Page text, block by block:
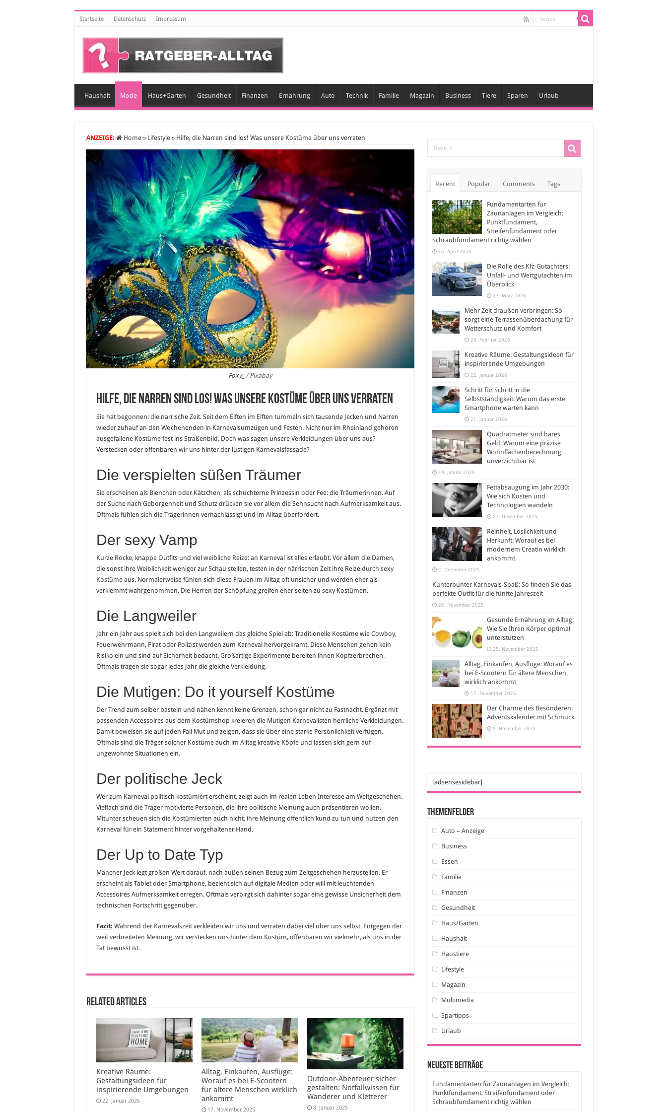
Startseite Datenschutz Impressum
Haushalt Mode Haus+Garten Gesundheit Finanzen Ernährung Auto Technik Familie Magazin Business Tiere Sparen Urlaub
ANZEIGE: Home » Lifestyle » Hilfe, die Narren sind los! Was unsere Kostüme über uns verraten
Foxy_ / Pixabay
Hilfe, die Narren sind los! Was unsere Kostüme über uns verraten
Sie hat begonnen: die närrische Zeit. Seit dem Elften im Elften tummeln sich tausende Jecken und Narren
wieder zuhauf an den Wochenenden in Karnevalsumzügen und Festen. Nicht nur im Rheinland gehören
ausgefallene Kostüme fest ins Straßenbild. Doch was sagen unsere Verkleidungen über uns aus?
Verstecken oder offenbaren wir uns hinter der lustigen Karnevalsfassade?
Die verspielten süßen Träumer
Sie erscheinen als Bienchen oder Kätzchen, als schüchterne Prinzessin oder Fee: die Träumerinnen. Auf
der Suche nach Geborgenheit und Schutz drücken sie vor allem die Sehnsucht nach Aufmerksamkeit aus.
Oftmals fühlen sich die Trägerinnen vernachlässigt und im Alltag überfordert.
Der sexy Vamp
Kurze Röcke, knappe Outfits und viel weibliche Reize: an Karneval ist alles erlaubt. Vor allem die Damen,
die sonst ihre Weiblichkeit weniger zur Schau stellen, testen in der närrischen Zeit ihre Reize durch sexy
Kostümeaus. Normalerweise fühlen sich diese Frauen im Alltag oft unsicher und werden eher als
verklemmt wahrgenommen. Die Herren der Schöpfung greifen eher selten zu sexy Kostümen.
Die Langweiler
Jahr ein Jahr aus spielt sich bei den Langweilern das gleiche Spiel ab: Traditionelle Kostüme wie Cowboy,
Feuerwehrmann, Pirat oder Polizist werden zum Karneval hervorgekramt. Diese Menschen gehen kein
Risiko ein und sind auf Sicherheit bedacht. Großartige Experimente bereiten ihnen Kopfzerbrechen.
Oftmals tragen sie sogar jedes Jahr die gleiche Verkleidung.
Die Mutigen: Do it yourself Kostüme
Der Trend zum selber basteln und nähen kennt keine Grenzen, schon gar nicht zu Fastnacht. Ergänzt mit
passenden Accessoires aus dem Kostümshop kreieren die Mutigen Karnevalisten herrliche Verkleidungen.
Damit beweisen sie auf jeden Fall Mut und zeigen, dass sie über eine starke Persönlichkeit verfügen.
Oftmals sind die Träger solcher Kostüme auch im Alltag kreative Köpfe und lassen sich gern auf
ungewohnte Situationen ein.
Der politische Jeck
Wer zum Karneval politisch kostümiert erscheint, zeigt auch im realen Leben Interesse am Weltgeschehen.
Vielfach sind die Träger motivierte Personen, die ihre politische Meinung auch präsentieren wollen.
Mitunter scheuen sich die Kostümierten auch nicht, ihre Meinung öffentlich kund zu tun und nutzen den
Karneval für ein Statement hinter vorgehaltener Hand.
Der Up to Date Typ
Mancher Jeck legt großen Wert darauf, nach außen seinen Bezug zum Zeitgeschehen herzustellen. Er
erscheint als Tablet oder Smartphone, bezieht sich auf digitale Medien oder will mit leuchtenden
Accessoires Aufmerksamkeit erregen. Oftmals verbirgt sich dahinter sogar eine gewisse Unsicherheit dem
technischen Fortschritt gegenüber.
Fazit: Während der Karnevalszeitverkleiden wir uns und verraten dabei viel über uns selbst. Entgegen der
weit verbreiteten Meinung, wir verstecken uns hinter dem Kostüm, offenbaren wir vielmehr, als uns in der
Tat bewusst ist.
Related Articles
Kreative Räume:
Gestaltungsideen für
inspirierende Umgebungen
22. Januar 2026
Alltag, Einkaufen, Ausflüge:
Worauf es bei E-Scootern
für ältere Menschen wirklich
ankommt
17. November 2025
Outdoor-Abenteuer sicher
gestalten: Notfallwissen für
Wanderer und Kletterer
8. Januar 2025
Recent Popular Comments Tags
Fundamentarten für
Zaunanlagen im Vergleich:
Punktfundament,
Streifenfundament oder
Schraubfundament richtig wählen
16. April 2026
Die Rolle des Kfz-Gutachters:
Unfall- und Wertgutachten im
Überblick
23. März 2026
Mehr Zeit draußen verbringen: So
sorgt eine Terrassenüberdachung für
Wetterschutz und Komfort
20. Februar 2026
Kreative Räume: Gestaltungsideen für
inspirierende Umgebungen
22. Januar 2026
Schritt für Schritt in die
Selbstständigkeit: Warum das erste
Smartphone warten kann
21. Januar 2026
Quadratmeter sind bares
Geld: Warum eine präzise
Wohnflächenberechnung
unverzichtbar ist
19. Januar 2026
Fettabsaugung im Jahr 2030:
Wie sich Kosten und
Technologien wandeln
23. Dezember 2025
Reinheit, Löslichkeit und
Herkunft: Worauf es bei
modernem Creatin wirklich
ankommt
2. Dezember 2025
Kunterbunter Karnevals-Spaß: So finden Sie das
perfekte Outfit für die fünfte Jahreszeit
26. November 2025
Gesunde Ernährung im Alltag:
Wie Sie Ihren Körper optimal
unterstützen
25. November 2025
Alltag, Einkaufen, Ausflüge: Worauf es
bei E-Scootern für ältere Menschen
wirklich ankommt
17. November 2025
Der Charme des Besonderen:
Adventskalender mit Schmuck
5. November 2025
[adsensesidebar]
Themenfelder
Auto – Anzeige
Business
Essen
Familie
Finanzen
Gesundheit
Haus/Garten
Haushalt
Haustiere
Lifestyle
Magazin
Multimedia
Spartipps
Urlaub
Neueste Beiträge
Fundamentarten für Zaunanlagen im Vergleich:
Punktfundament, Streifenfundament oder
Schraubfundament richtig wählen